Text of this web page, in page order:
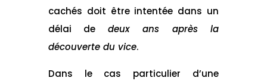
cachés doit être intentée dans un
délai dedeux ans après la
découverte du vice.
Dans le cas particulier d’une